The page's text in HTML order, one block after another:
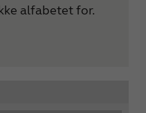
alfabetet for.